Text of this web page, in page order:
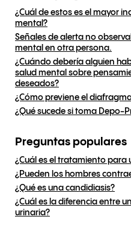
¿Cuál de estos es el mayor
mental?
Señales de alerta no
mental en otra persona.
¿Cuándo debería alguien
salud mental sobre
deseados?
¿Cómo previene el
¿Qué sucede si toma Depo-
Preguntas populares
¿Cuál es el tratamiento para
¿Pueden los hombres
¿Qué es una candidiasis?
¿Cuál es la diferencia entre
urinaria?